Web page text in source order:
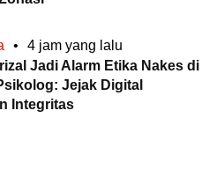
•
4 jam yang lalu
Jadi Alarm Etika Nakes di
Jejak Digital
Integritas